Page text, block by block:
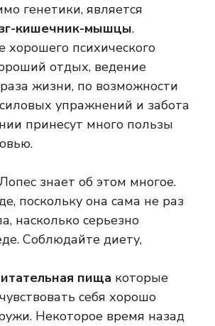
генетики, является
кишечник-мышцы.
психического
отдых, ведение
жизни, по возможности
упражнений и забота
принесут много пользы
знает об этом многое.
поскольку она сама не раз
насколько серьезно
Соблюдайте диету,
пища которые
себя хорошо
Некоторое время назад